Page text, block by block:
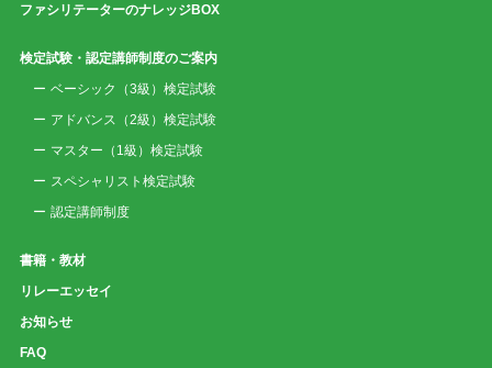
ファシリテーターのナレッジBOX
検定試験・認定講師制度のご案内
ベーシック（3級）検定試験
アドバンス（2級）検定試験
マスター（1級）検定試験
スペシャリスト検定試験
認定講師制度
書籍・教材
リレーエッセイ
お知らせ
FAQ